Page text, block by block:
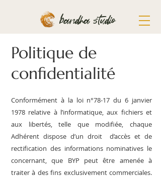
bandha studio
Politique de
confidentialité
Conformément à la loi n°78-17 du 6 janvier
1978 relative à l’informatique, aux fichiers et
aux libertés, telle que modifiée, chaque
Adhérent dispose d’un droit d’accès et de
rectification des informations nominatives le
concernant, que BYP peut être amenée à
traiter à des fins exclusivement commerciales.